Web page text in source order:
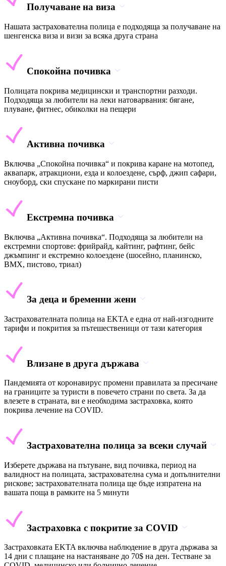
Получаване на виза
Нашата застрахователна полица е подходяща за получаване на
шенгенска виза и визи за всяка друга страна
Спокойна почивка
Полицата покрива медицински и транспортни разходи.
Подходяща за любители на леки натоварвания: бягане,
плуване, фитнес, обиколки на пещери
Активна почивка
Включва „Спокойна почивка“ и покрива каране на мотопед,
аквапарк, атракциони, езда и колоездене, сърф, джип сафари,
сноуборд, ски спускане по маркирани писти
Екстремна почивка
Включва „Активна почивка“. Подходяща за любители на
екстремни спортове: фрийрайд, кайтинг, рафтинг, бейс
джъмпинг и екстремно колоездене (шосейно, планинско,
BMX, пистово, триал)
За деца и бременни жени
Застрахователната полица на EKTA е една от най-изгодните
тарифи и покрития за пътешественици от тази категория
Влизане в друга държава
Пандемията от коронавирус промени правилата за пресичане
на границите за туристи в повечето страни по света. За да
влезете в страната, ви е необходима застраховка, която
покрива лечение на COVID.
Застрахователна полица за всеки случай
Изберете държава на пътуване, вид почивка, период на
валидност на полицата, застрахователна сума и допълнителни
рискове; застрахователната полица ще бъде изпратена на
вашата поща в рамките на 5 минути
Застраховка с покритие за COVID
Застраховката EKTA включва наблюдение в друга държава за
14 дни с плащане на настаняване до 70$ на ден. Тестване за